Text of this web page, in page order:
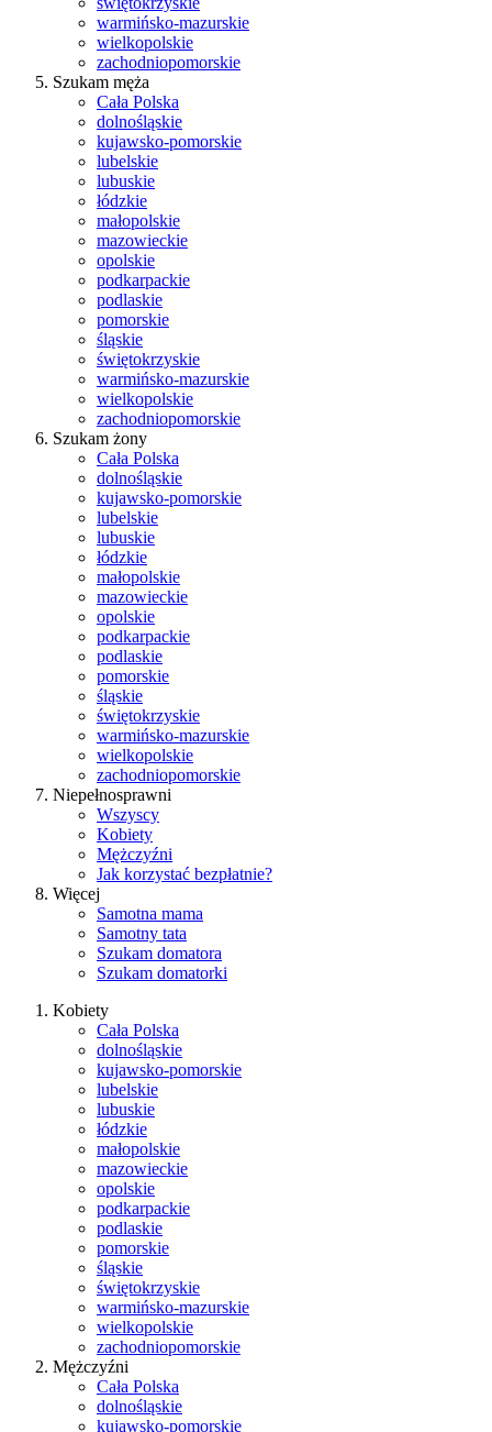
warmińsko-mazurskie
wielkopolskie
zachodniopomorskie
Szukam męża
Cała Polska
dolnośląskie
kujawsko-pomorskie
lubelskie
lubuskie
łódzkie
małopolskie
mazowieckie
opolskie
podkarpackie
podlaskie
pomorskie
śląskie
świętokrzyskie
warmińsko-mazurskie
wielkopolskie
zachodniopomorskie
Szukam żony
Cała Polska
dolnośląskie
kujawsko-pomorskie
lubelskie
lubuskie
łódzkie
małopolskie
mazowieckie
opolskie
podkarpackie
podlaskie
pomorskie
śląskie
świętokrzyskie
warmińsko-mazurskie
wielkopolskie
zachodniopomorskie
Niepełnosprawni
Wszyscy
Kobiety
Mężczyźni
Jak korzystać bezpłatnie?
Więcej
Samotna mama
Samotny tata
Szukam domatora
Szukam domatorki
Kobiety
Cała Polska
dolnośląskie
kujawsko-pomorskie
lubelskie
lubuskie
łódzkie
małopolskie
mazowieckie
opolskie
podkarpackie
podlaskie
pomorskie
śląskie
świętokrzyskie
warmińsko-mazurskie
wielkopolskie
zachodniopomorskie
Mężczyźni
Cała Polska
dolnośląskie
kujawsko-pomorskie